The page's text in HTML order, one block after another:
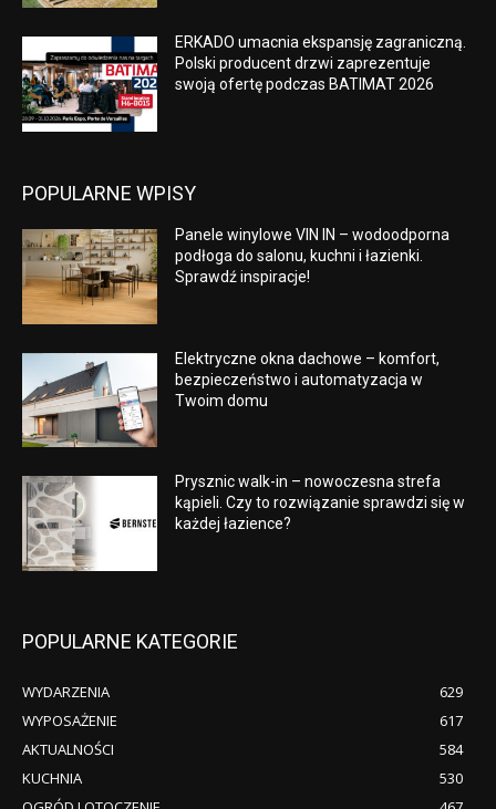
ERKADO umacnia ekspansję zagraniczną.
Polski producent drzwi zaprezentuje
swoją ofertę podczas BATIMAT 2026
POPULARNE WPISY
Panele winylowe VIN IN – wodoodporna
podłoga do salonu, kuchni i łazienki.
Sprawdź inspiracje!
Elektryczne okna dachowe – komfort,
bezpieczeństwo i automatyzacja w
Twoim domu
Prysznic walk-in – nowoczesna strefa
kąpieli. Czy to rozwiązanie sprawdzi się w
każdej łazience?
POPULARNE KATEGORIE
WYDARZENIA
629
WYPOSAŻENIE
617
AKTUALNOŚCI
584
KUCHNIA
530